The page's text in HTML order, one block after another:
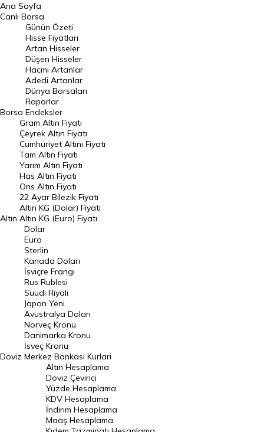
BIST 100 Hisseleri
En Çok Artan Hisseler
En Çok Düşen Hisseler
Hacmi Artanlar
Geçmiş Kapanışlar
Dünya Borsaları
Raporlar
Endeksler
DÖVİZ
Döviz Kuru
Dolar Kuru
Euro Kuru
Pound Kuru
Frank Kuru
Riyal Kuru
Avustralya Doları
Danimarka Kronu Kuru
Kanada Doları Kuru
Norveç Kronu Kuru
İsveç Kronu Kuru
Japon Yeni Kuru
Serbest Piyasa Döviz Kurları
Ana Sayfa
Canlı Borsa
Borsa
Günün Özeti
Hisse Fiyatları
Artan Hisseler
Düşen Hisseler
Hacmi Artanlar
Adedi Artanlar
Dünya Borsaları
Raporlar
Endeksler
Altın
Gram Altın Fiyatı
Çeyrek Altın Fiyatı
Cumhuriyet Altını Fiyatı
Tam Altın Fiyatı
Yarım Altın Fiyatı
Has Altın Fiyatı
Ons Altın Fiyatı
22 Ayar Bilezik Fiyatı
Altın KG (Dolar) Fiyatı
Altın KG (Euro) Fiyatı
Döviz
Dolar
Euro
Sterlin
Kanada Doları
İsviçre Frangı
Rus Rublesi
Suudi Riyali
Japon Yeni
Avustralya Doları
Norveç Kronu
Danimarka Kronu
İsveç Kronu
Merkez Bankası Kurlari
Altın Hesaplama
Döviz Çevirici
Yüzde Hesaplama
KDV Hesaplama
İndirim Hesaplama
Maaş Hesaplama